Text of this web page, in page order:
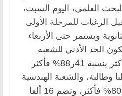
العلمي، اليوم السبت،
الرغبات للمرحلة الأولى
ويستمر حتى الأربعاء
الحد الأدني للشعبة
العلمية 5ر362 درجة فأكثر بنسبة 41ر88% فأكثر
ألفا و954 طالبا وطالبة، والشعبة الهندسية
328 درجة فأكثر بنسبة 80% فأكثر، وتضم 16 ألفا